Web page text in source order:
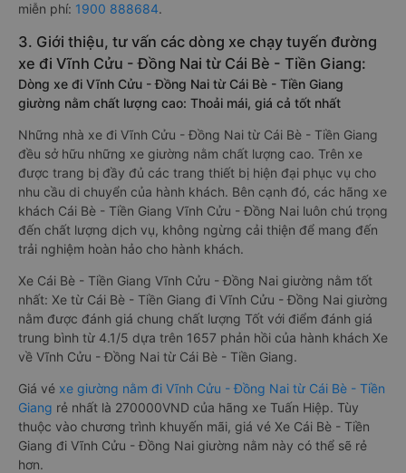
miễn phí: 1900 888684.
3. Giới thiệu, tư vấn các dòng xe chạy tuyến đường
xe đi Vĩnh Cửu - Đồng Nai từ Cái Bè - Tiền Giang:
Dòng xe đi Vĩnh Cửu - Đồng Nai từ Cái Bè - Tiền Giang
giường nằm chất lượng cao: Thoải mái, giá cả tốt nhất
Những nhà xe đi Vĩnh Cửu - Đồng Nai từ Cái Bè - Tiền Giang
đều sở hữu những xe giường nằm chất lượng cao. Trên xe
được trang bị đầy đủ các trang thiết bị hiện đại phục vụ cho
nhu cầu di chuyển của hành khách. Bên cạnh đó, các hãng xe
khách Cái Bè - Tiền Giang Vĩnh Cửu - Đồng Nai luôn chú trọng
đến chất lượng dịch vụ, không ngừng cải thiện để mang đến
trải nghiệm hoàn hảo cho hành khách.
Xe Cái Bè - Tiền Giang Vĩnh Cửu - Đồng Nai giường nằm tốt
nhất: Xe từ Cái Bè - Tiền Giang đi Vĩnh Cửu - Đồng Nai giường
nằm được đánh giá chung chất lượng Tốt với điểm đánh giá
trung bình từ 4.1/5 dựa trên 1657 phản hồi của hành khách Xe
về Vĩnh Cửu - Đồng Nai từ Cái Bè - Tiền Giang.
Giá vé xe giường nằm đi Vĩnh Cửu - Đồng Nai từ Cái Bè - Tiền
Giang rẻ nhất là 270000VND của hãng xe Tuấn Hiệp. Tùy
thuộc vào chương trình khuyến mãi, giá vé Xe Cái Bè - Tiền
Giang đi Vĩnh Cửu - Đồng Nai giường nằm này có thể sẽ rẻ
hơn.